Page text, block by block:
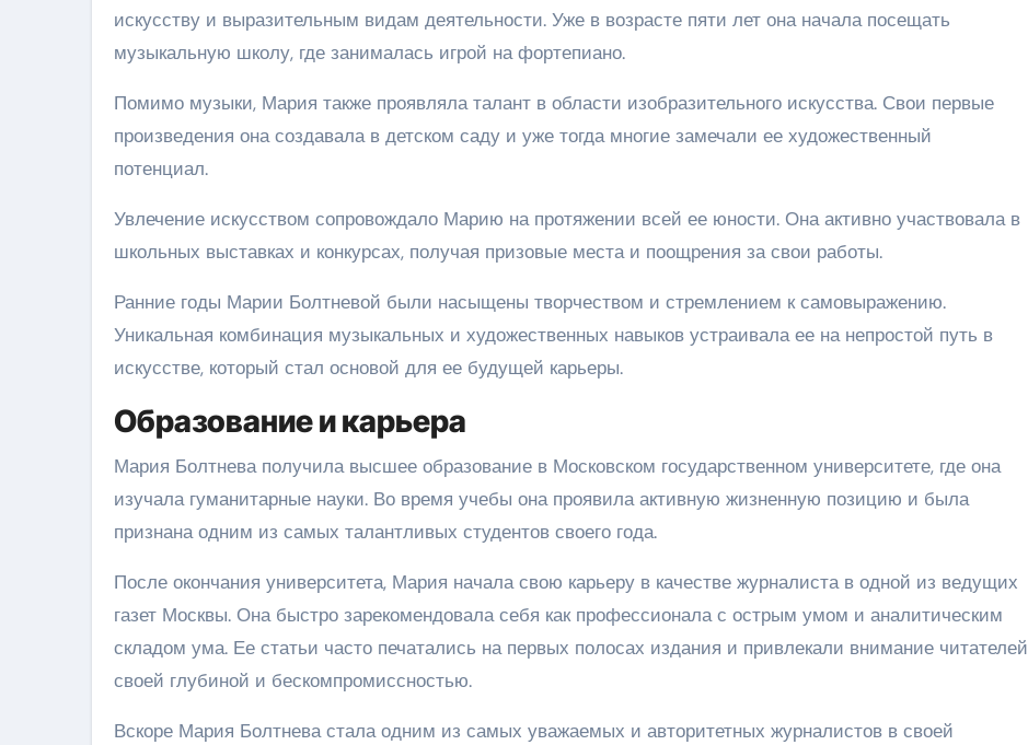
искусству и выразительным видам деятельности. Уже в возрасте пяти лет она начала посещать
музыкальную школу, где занималась игрой на фортепиано.
Помимо музыки, Мария также проявляла талант в области изобразительного искусства. Свои первые
произведения она создавала в детском саду и уже тогда многие замечали ее художественный
потенциал.
Увлечение искусством сопровождало Марию на протяжении всей ее юности. Она активно участвовала в
школьных выставках и конкурсах, получая призовые места и поощрения за свои работы.
Ранние годы Марии Болтневой были насыщены творчеством и стремлением к самовыражению.
Уникальная комбинация музыкальных и художественных навыков устраивала ее на непростой путь в
искусстве, который стал основой для ее будущей карьеры.
Образование и карьера
Мария Болтнева получила высшее образование в Московском государственном университете, где она
изучала гуманитарные науки. Во время учебы она проявила активную жизненную позицию и была
признана одним из самых талантливых студентов своего года.
После окончания университета, Мария начала свою карьеру в качестве журналиста в одной из ведущих
газет Москвы. Она быстро зарекомендовала себя как профессионала с острым умом и аналитическим
складом ума. Ее статьи часто печатались на первых полосах издания и привлекали внимание читателей
своей глубиной и бескомпромиссностью.
Вскоре Мария Болтнева стала одним из самых уважаемых и авторитетных журналистов в своей